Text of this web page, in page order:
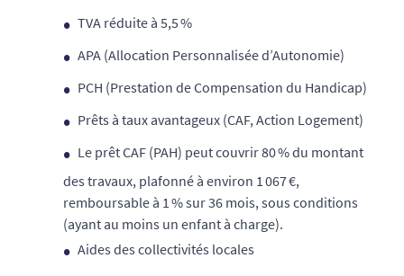
TVA réduite à 5,5 %
APA (Allocation Personnalisée d’Autonomie)
PCH (Prestation de Compensation du Handicap)
Prêts à taux avantageux (CAF, Action Logement)
Le prêt CAF (PAH) peut couvrir 80 % du montant
des travaux, plafonné à environ 1 067 €,
remboursable à 1 % sur 36 mois, sous conditions
(ayant au moins un enfant à charge).
Aides des collectivités locales